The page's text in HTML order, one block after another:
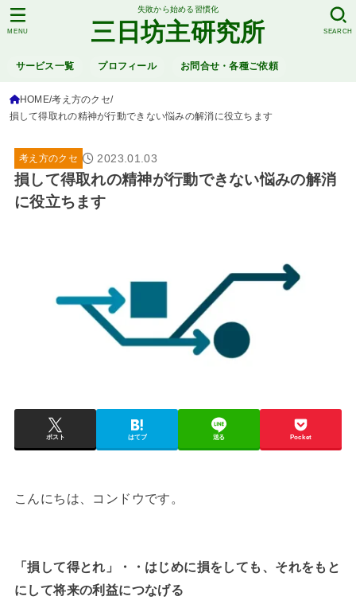
失敗から始める習慣化
三日坊主研究所
サービス一覧 プロフィール お問合せ・各種ご依頼
SEARCH
MENU
HOME 考え方のクセ
損して得取れの精神が行動できない悩みの解消に役立ちます
考え方のクセ 2023.01.03
損して得取れの精神が行動できない悩みの解消
に役立ちます
ポスト はてブ 送る Pocket
こんにちは、コンドウです。
「損して得とれ」・・はじめに損をしても、それをもと
にして将来の利益につなげる